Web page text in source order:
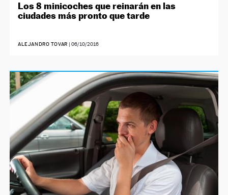
Los 8 minicoches que reinarán en las
ciudades más pronto que tarde
ALEJANDRO TOVAR |06/10/2016